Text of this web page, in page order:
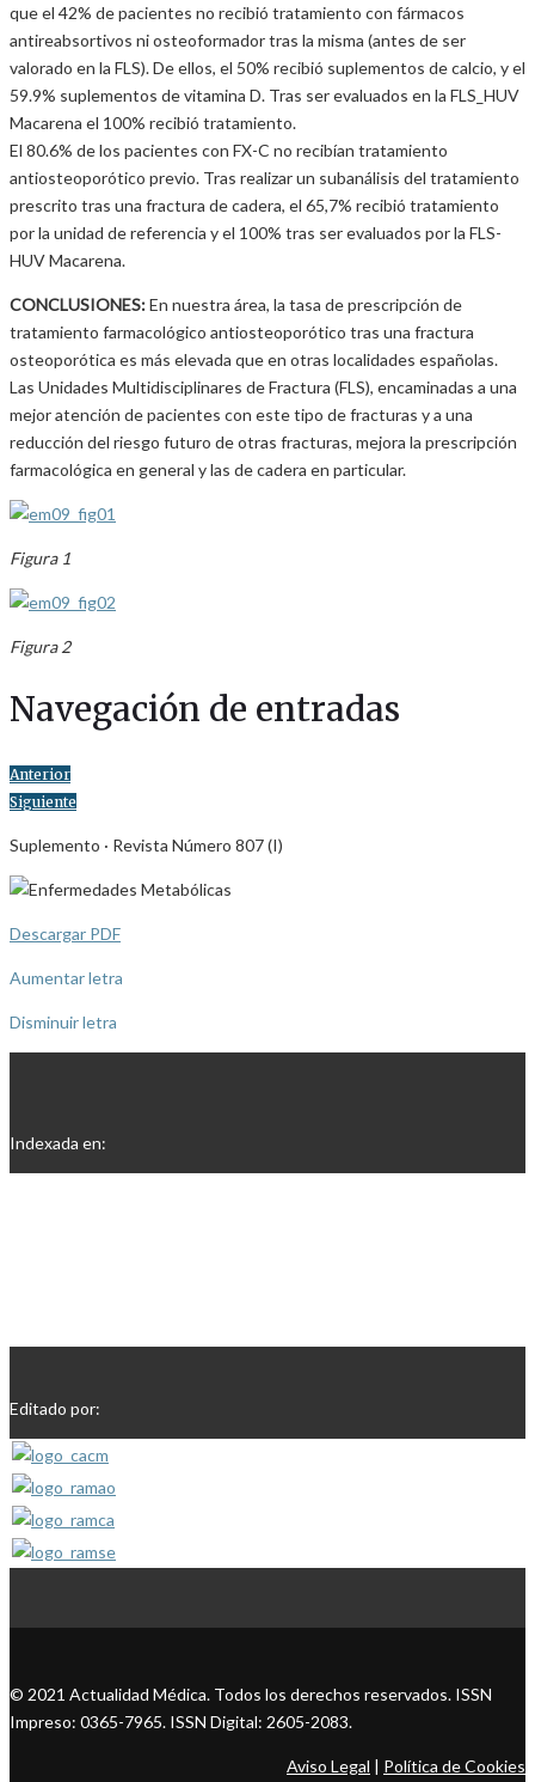
que el 42% de pacientes no recibió tratamiento con fármacos
antireabsortivos ni osteoformador tras la misma (antes de ser
valorado en la FLS). De ellos, el 50% recibió suplementos de calcio, y el
59.9% suplementos de vitamina D. Tras ser evaluados en la FLS_HUV
Macarena el 100% recibió tratamiento.
El 80.6% de los pacientes con FX-C no recibían tratamiento
antiosteoporótico previo. Tras realizar un subanálisis del tratamiento
prescrito tras una fractura de cadera, el 65,7% recibió tratamiento
por la unidad de referencia y el 100% tras ser evaluados por la FLS-
HUV Macarena.
CONCLUSIONES:En nuestra área, la tasa de prescripción de
tratamiento farmacológico antiosteoporótico tras una fractura
osteoporótica es más elevada que en otras localidades españolas.
Las Unidades Multidisciplinares de Fractura (FLS), encaminadas a una
mejor atención de pacientes con este tipo de fracturas y a una
reducción del riesgo futuro de otras fracturas, mejora la prescripción
farmacológica en general y las de cadera en particular.
Figura 1
Figura 2
Navegación de entradas
Anterior
Siguiente
Suplemento · Revista Número 807 (I)
Descargar PDF
Aumentar letra
Disminuir letra
Indexada en:
Editado por:
© 2021 Actualidad Médica. Todos los derechos reservados. ISSN
Impreso: 0365-7965. ISSN Digital: 2605-2083.
Aviso Legal | Política de Cookies